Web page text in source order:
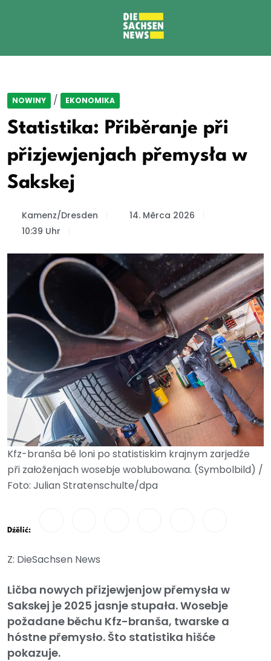
NOWINY / EKONOMIKA
Statistika: Přiběranje při
přizjewjenjach přemysła w
Sakskej
Kamenz/Dresden
14. Měrca 2026
10:39 Uhr
Kfz-branša bě loni po statistiskim krajnym zarjedźe
při załoženjach wosebje woblubowana. (Symbolbild) /
Foto: Julian Stratenschulte/dpa
Dźělić:
Z: DieSachsen News
Ličba nowych přizjewjenjow přemysła w
Sakskej je 2025 jasnje stupała. Wosebje
požadane běchu Kfz-branša, twarske a
hóstne přemysło. Što statistika hišće
pokazuje.